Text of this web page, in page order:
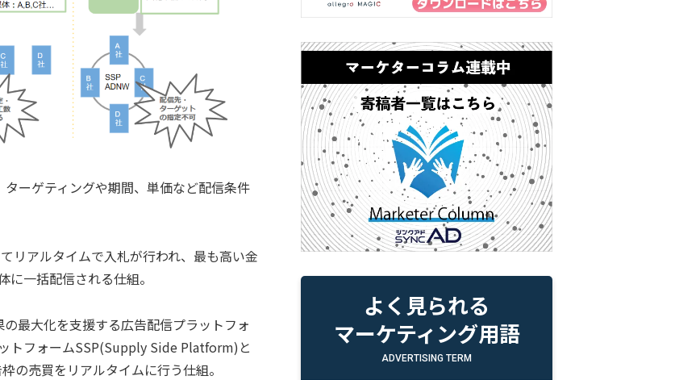
ーゲティングや期間、単価など配信条件
アルタイムで入札が行われ、最も高い金
一括配信される仕組。
最大化を支援する広告配信プラットフォ
トフォームSSP(Supply Side Platform)と
の売買をリアルタイムに行う仕組。
よく見られる
マーケティング用語
ADVERTISING TERM